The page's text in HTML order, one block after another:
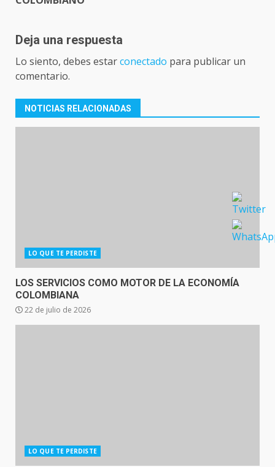
Deja una respuesta
Lo siento, debes estarconectado para publicar un
comentario.
NOTICIAS RELACIONADAS
LO QUE TE PERDISTE
LOS SERVICIOS COMO MOTOR DE LA ECONOMÍA
COLOMBIANA
22 de julio de 2026
LO QUE TE PERDISTE